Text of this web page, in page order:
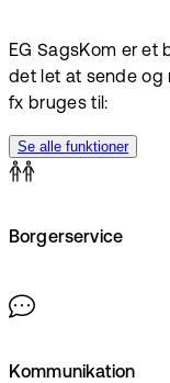
EG SagsKom er et
det let at sende og
fx bruges til:
Se alle funktioner
Borgerservice
Kommunikation